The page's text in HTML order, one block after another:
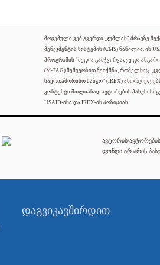
მოცემული ვებ გვერდი „ჯუმლას" ძრავზე
მენეჯმენტის სისტემის (CMS) ნაწილია. ის
პროგრამის "მედია გამჭვირვალე და
(M-TAG) მეშვეობით შეიქმნა, რომელსაც
საერთაშორისო საბჭო" (IREX)
კონტენტი მთლიანად ავტორების
USAID-ისა და IREX-ის პოზიციას.
ავტორის/
ფონდი არ არის
დაგვიკავშირდით